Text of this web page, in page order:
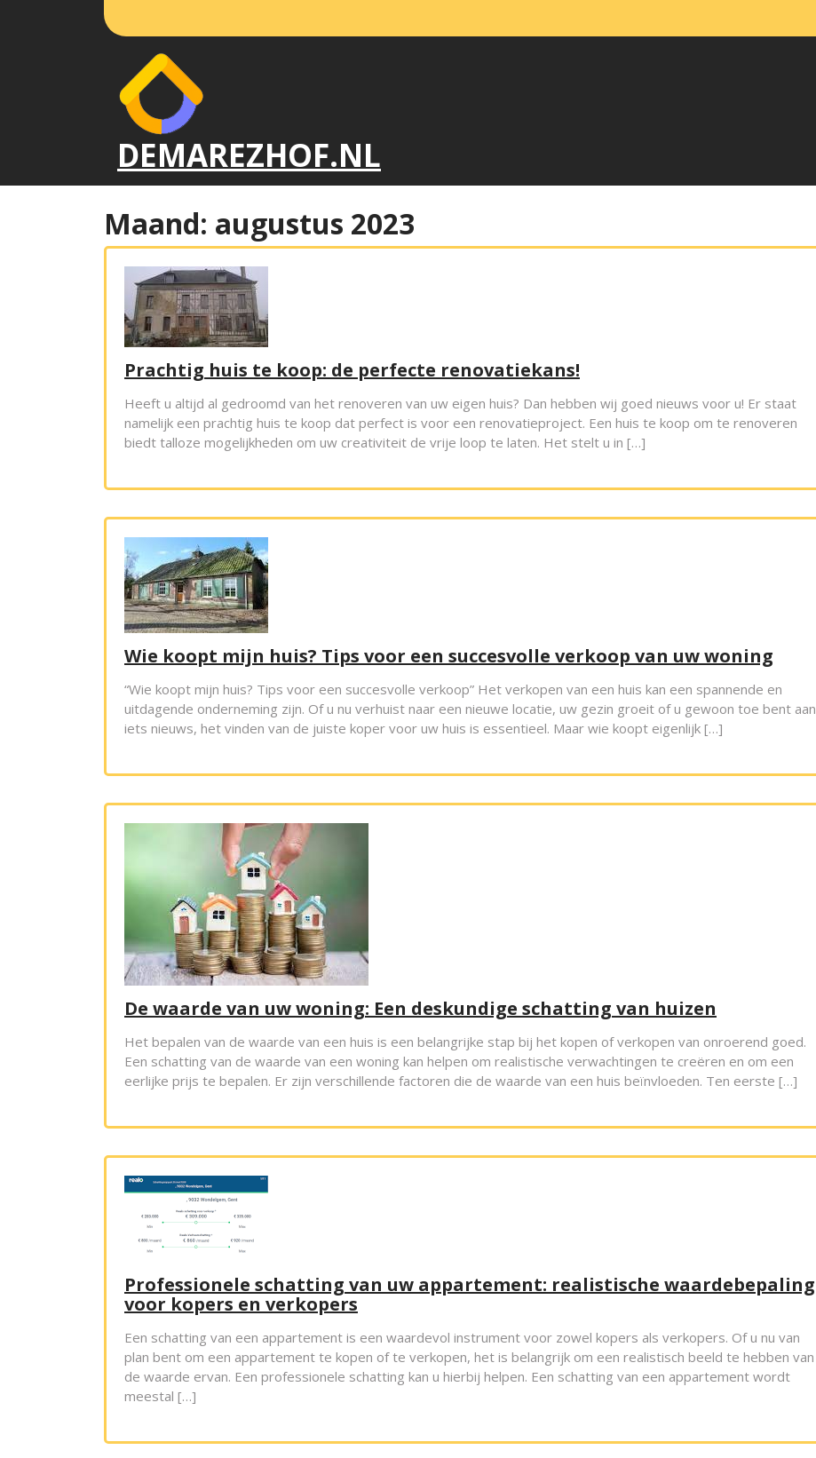
DEMAREZHOF.NL
Maand: augustus 2023
Prachtig huis te koop: de perfecte renovatiekans!
Heeft u altijd al gedroomd van het renoveren van uw eigen huis? Dan hebben wij goed nieuws voor u! Er staat
namelijk een prachtig huis te koop dat perfect is voor een renovatieproject. Een huis te koop om te renoveren
biedt talloze mogelijkheden om uw creativiteit de vrije loop te laten. Het stelt u in […]
Wie koopt mijn huis? Tips voor een succesvolle verkoop van uw woning
“Wie koopt mijn huis? Tips voor een succesvolle verkoop” Het verkopen van een huis kan een spannende en
uitdagende onderneming zijn. Of u nu verhuist naar een nieuwe locatie, uw gezin groeit of u gewoon toe bent aan
iets nieuws, het vinden van de juiste koper voor uw huis is essentieel. Maar wie koopt eigenlijk […]
De waarde van uw woning: Een deskundige schatting van huizen
Het bepalen van de waarde van een huis is een belangrijke stap bij het kopen of verkopen van onroerend goed.
Een schatting van de waarde van een woning kan helpen om realistische verwachtingen te creëren en om een
eerlijke prijs te bepalen. Er zijn verschillende factoren die de waarde van een huis beïnvloeden. Ten eerste […]
Professionele schatting van uw appartement: realistische waardebepaling
voor kopers en verkopers
Een schatting van een appartement is een waardevol instrument voor zowel kopers als verkopers. Of u nu van
plan bent om een appartement te kopen of te verkopen, het is belangrijk om een realistisch beeld te hebben van
de waarde ervan. Een professionele schatting kan u hierbij helpen. Een schatting van een appartement wordt
meestal […]